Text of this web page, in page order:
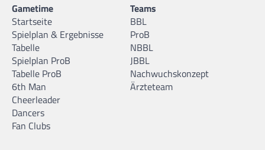
Gametime
Startseite
Spielplan & Ergebnisse
Tabelle
Spielplan ProB
Tabelle ProB
6th Man
Cheerleader
Dancers
Fan Clubs
Teams
BBL
ProB
NBBL
JBBL
Nachwuchskonzept
Ärzteteam